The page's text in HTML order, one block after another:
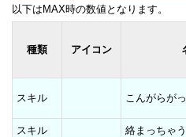
以下はMAX時の数値となります。
種類 アイコン
スキル こんがらが
スキル 絡まっちゃ